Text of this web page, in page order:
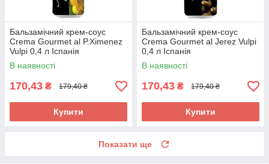
Бальзамічний крем-соус
Crema Gourmet al P.Ximenez
Vulpi 0,4 л Іспанія
В наявності
170,43 ₴ 179,40 ₴
Купити
Бальзамічний крем-соус
Crema Gourmet al Jerez Vulpi
0,4 л Іспанія
В наявності
170,43 ₴ 179,40 ₴
Купити
Показати ще